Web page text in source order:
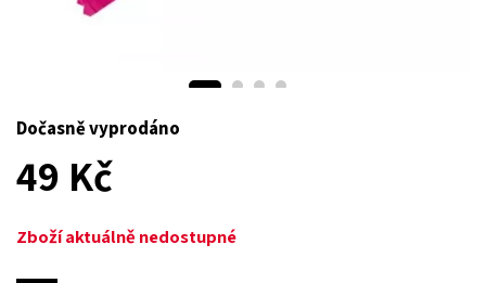
Dočasně vyprodáno
49 Kč
Zboží aktuálně nedostupné